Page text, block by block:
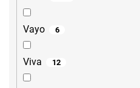
Vayo 6
Viva 12